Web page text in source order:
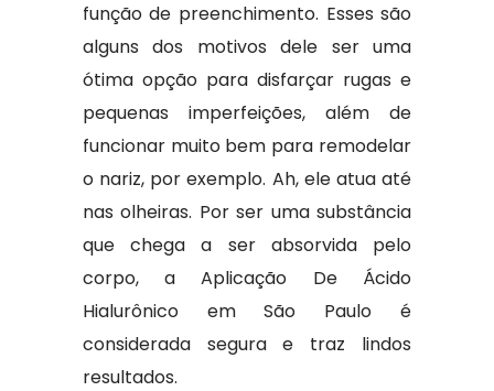
função de preenchimento. Esses são
alguns dos motivos dele ser uma
ótima opção para disfarçar rugas e
pequenas imperfeições, além de
funcionar muito bem para remodelar
o nariz, por exemplo. Ah, ele atua até
nas olheiras. Por ser uma substância
que chega a ser absorvida pelo
corpo, a Aplicação De Ácido
Hialurônico em São Paulo é
considerada segura e traz lindos
resultados.